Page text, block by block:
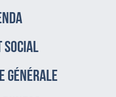
SOCIAL
générale